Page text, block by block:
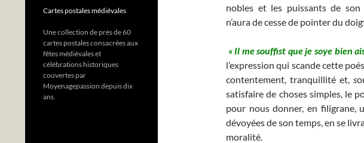
nobles et les puissants de son
n’aura de cesse de pointer du
« Il me souffist que je soye bien
l’expression qui scande cette
contentement, tranquillité et,s
satisfaire de choses simples, le
pour nous donner, en filigrane,
dévoyées de son temps, en se
moralité.
Cartes postales médiévales
Une collection de près de 60
cartes postales consacrées aux
fêtes médiévales et
célébrations historiques
couvertes par
Moyenagepassion depuis dix
ans.